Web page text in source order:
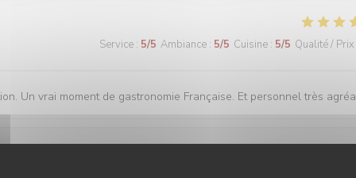
Service : 5/5 Ambiance : 5/5 Cuisine : 5/5 Qualité / Prix
Un vrai moment de gastronomie Française. Et personnel très